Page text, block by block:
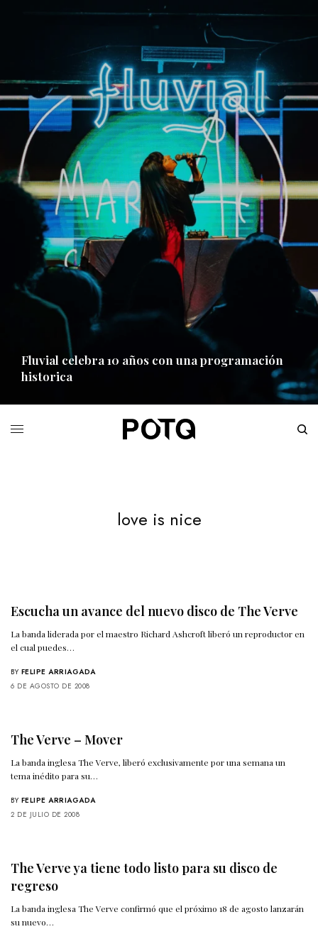
Fluvial celebra 10 años con una programación
historica
love is nice
Escucha un avance del nuevo disco de The Verve
La banda liderada por el maestro Richard Ashcroft liberó un reproductor en
el cual puedes…
BY FELIPE ARRIAGADA
6 DE AGOSTO DE 2008
The Verve – Mover
La banda inglesa The Verve, liberó exclusivamente por una semana un
tema inédito para su…
BY FELIPE ARRIAGADA
2 DE JULIO DE 2008
The Verve ya tiene todo listo para su disco de
regreso
La banda inglesa The Verve confirmó que el próximo 18 de agosto lanzarán
su nuevo…